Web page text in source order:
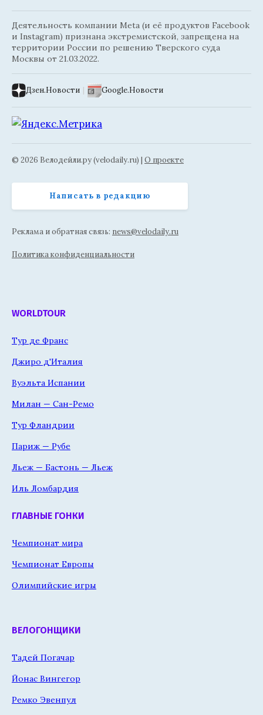
Деятельность компании Meta (и её продуктов Facebook
и Instagram) признана экстремистской, запрещена на
территории России по решению Тверского суда
Москвы от 21.03.2022.
Дзен.Новости | Google.Новости
© 2026 Велодейли.ру (velodaily.ru) | О проекте
Написать в редакцию
Реклама и обратная связь: news@velodaily.ru
Политика конфиденциальности
WORLDTOUR
Тур де Франс
Джиро д'Италия
Вуэльта Испании
Милан — Сан-Ремо
Тур Фландрии
Париж — Рубе
Льеж — Бастонь — Льеж
Иль Ломбардия
ГЛАВНЫЕ ГОНКИ
Чемпионат мира
Чемпионат Европы
Олимпийские игры
ВЕЛОГОНЩИКИ
Тадей Погачар
Йонас Вингегор
Ремко Эвенпул